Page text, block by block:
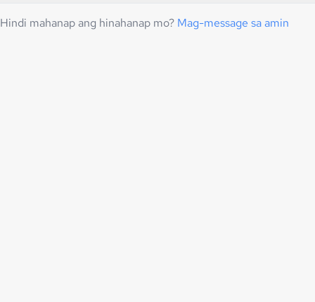
Hindi mahanap ang hinahanap mo? Mag-message sa amin